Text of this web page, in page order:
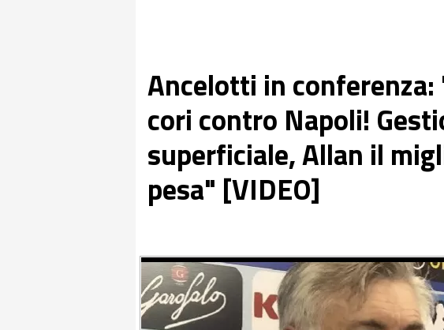
Ancelotti in
cori contro Napoli!
superficiale, Allan il
pesa" [VIDEO]